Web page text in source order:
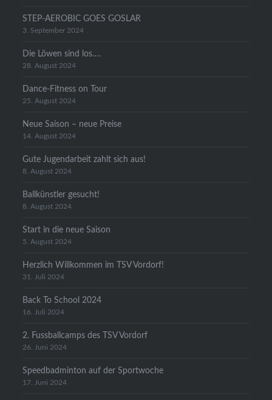
STEP-AEROBIC GOES GOSLAR
3. September 2024
Die Löwen sind los….
28. August 2024
Dance-Fitness on Tour
25. August 2024
Neue Saison – neue Preise
14. August 2024
Gute Jugendarbeit zahlt sich aus!
8. August 2024
Ballkünstler gesucht!
8. August 2024
Start in die neue Saison
5. August 2024
Herzlich Willkommen im TSV Vordorf!
31. Juli 2024
Back To School 2024
16. Juli 2024
2. Fussballcamps des TSV Vordorf
26. Juni 2024
Speedbadminton auf der Sportwoche
17. Juni 2024